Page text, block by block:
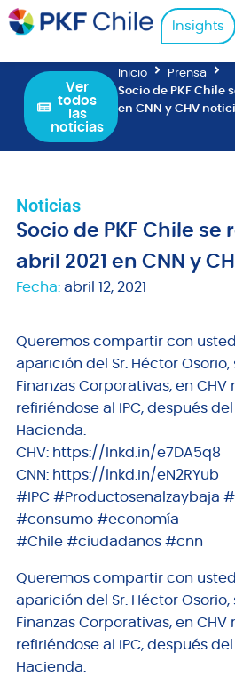
Insights
Ver
todos
las
noticias
Inicio
Prensa
Socio de PKF Chile
en CNN y CHV
Noticias
Socio de PKF Chile se
abril 2021 en CNN y
Fecha: abril 12, 2021
Queremos compartir con
aparición del Sr. Héctor Osorio,
Finanzas Corporativas, en CHV
refiriéndose al IPC, después
Hacienda.
CHV: https://lnkd.in/e7DA5q8
CNN: https://lnkd.in/eN2RYub
#IPC #Productosenalzaybaja
#consumo #economía
#Chile #ciudadanos #cnn
Queremos compartir con
aparición del Sr. Héctor Osorio,
Finanzas Corporativas, en CHV
refiriéndose al IPC, después
Hacienda.